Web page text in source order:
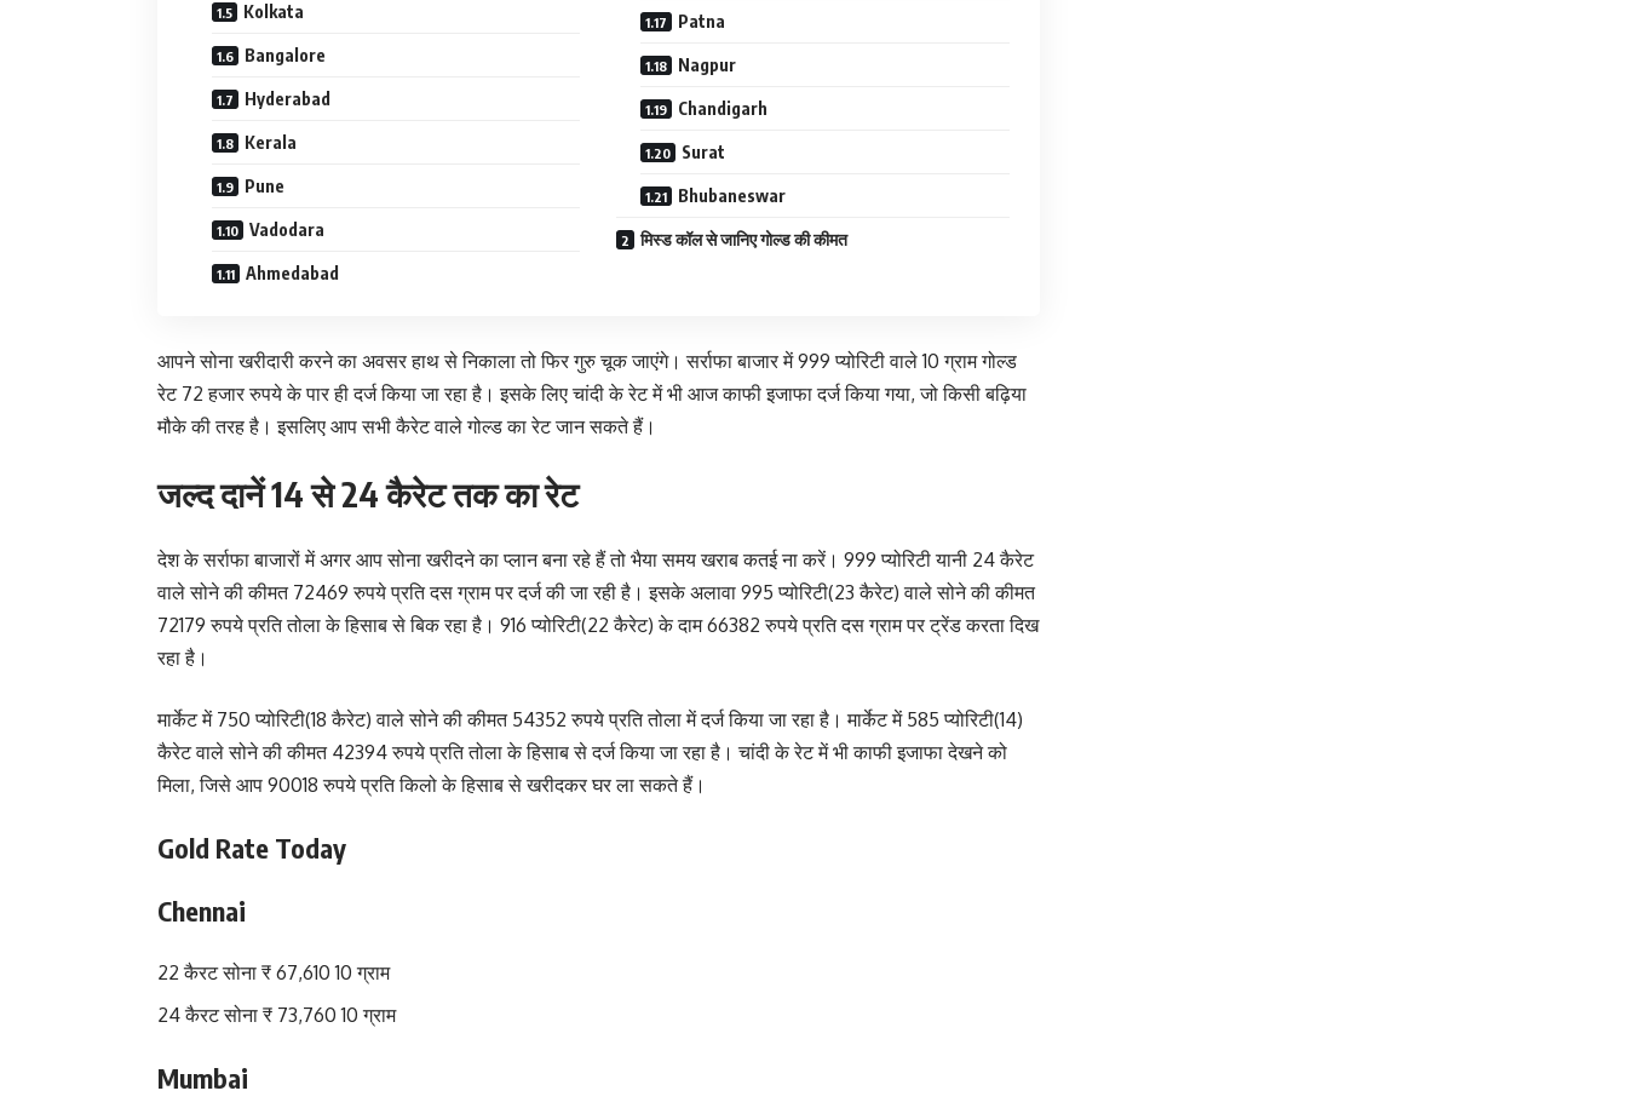
Kolkata
Bangalore
Hyderabad
Kerala
Pune
Vadodara
Ahmedabad
Patna
Nagpur
Chandigarh
Surat
Bhubaneswar
मिस्ड कॉल से जानिए गोल्ड की कीमत
आपने सोना खरीदारी करने का अवसर हाथ से निकाला तो फिर गुरु चूक जाएंगे। सर्राफा बाजार में 999 प्योरिटी वाले 10 ग्राम गोल्ड
रेट 72 हजार रुपये के पार ही दर्ज किया जा रहा है। इसके लिए चांदी के रेट में भी आज काफी इजाफा दर्ज किया गया, जो किसी बढ़िया
मौके की तरह है। इसलिए आप सभी कैरेट वाले गोल्ड का रेट जान सकते हैं।
जल्द दानें 14 से 24 कैरेट तक का रेट
देश के सर्राफा बाजारों में अगर आप सोना खरीदने का प्लान बना रहे हैं तो भैया समय खराब कतई ना करें। 999 प्योरिटी यानी 24 कैरेट
वाले सोने की कीमत 72469 रुपये प्रति दस ग्राम पर दर्ज की जा रही है। इसके अलावा 995 प्योरिटी(23 कैरेट) वाले सोने की कीमत
72179 रुपये प्रति तोला के हिसाब से बिक रहा है। 916 प्योरिटी(22 कैरेट) के दाम 66382 रुपये प्रति दस ग्राम पर ट्रेंड करता दिख
रहा है।
मार्केट में 750 प्योरिटी(18 कैरेट) वाले सोने की कीमत 54352 रुपये प्रति तोला में दर्ज किया जा रहा है। मार्केट में 585 प्योरिटी(14)
कैरेट वाले सोने की कीमत 42394 रुपये प्रति तोला के हिसाब से दर्ज किया जा रहा है। चांदी के रेट में भी काफी इजाफा देखने को
मिला, जिसे आप 90018 रुपये प्रति किलो के हिसाब से खरीदकर घर ला सकते हैं।
Gold Rate Today
Chennai
22 कैरट सोना ₹ 67,610 10 ग्राम
24 कैरट सोना ₹ 73,760 10 ग्राम
Mumbai